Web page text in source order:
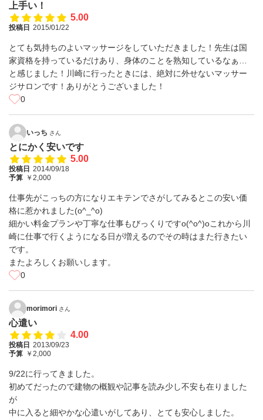
上手い！
5.00
投稿日 2015/01/22
とても気持ちのよいマッサージをしていただきました！先生は国
家資格を持っているだけあり、身体のことを熟知しているなぁ…
と感じました！川崎に行ったときには、絶対に外せないマッサー
ジサロンです！ありがとうございました！
0
いっち さん
とにかく安いです
5.00
投稿日 2014/09/18
予算 ￥2,000
仕事先がこっちの方になりエキテンでさがしてみるとこの安い価
格に惹かれました(o^_^o)
細かい料金プランや丁寧な仕事もびっくりですo(^o^)oこれから川
崎に仕事で行くようになる日が増えるのでその時はまた行きたい
です。
またよろしくお願いします。
0
morimori さん
心遣い
4.00
投稿日 2013/09/23
予算 ￥2,000
9/22に行ってきました。
初めてだったので建物の概観や記事を読み少し不安も在りました
が
中に入ると細やかな心遣いがしてあり、とても安心しました。